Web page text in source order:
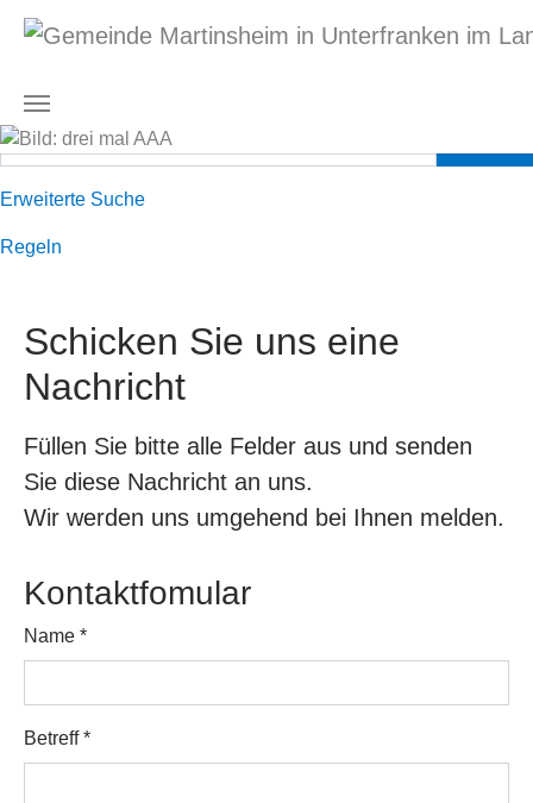
Zum Hauptinhalt springen
Suchformular
Suchen nach
Erweiterte Suche
Regeln
Schicken Sie uns eine
Nachricht
Füllen Sie bitte alle Felder aus und senden
Sie diese Nachricht an uns.
Wir werden uns umgehend bei Ihnen melden.
Kontaktfomular
Name *
Betreff*